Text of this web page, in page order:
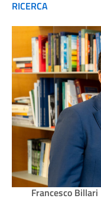
RICERCA
Francesco Billari